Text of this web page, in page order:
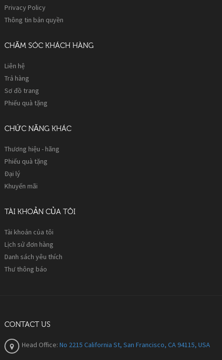
Privacy Policy
Thông tin bản quyền
CHĂM SÓC KHÁCH HÀNG
Liên hệ
Trả hàng
Sơ đồ trang
Phiếu quà tặng
CHỨC NĂNG KHÁC
Thương hiệu - hãng
Phiếu quà tặng
Đại lý
Khuyến mãi
TÀI KHOẢN CỦA TÔI
Tài khoản của tôi
Lịch sử đơn hàng
Danh sách yêu thích
Thư thông báo
CONTACT US
Head Office: No 2215 California St, San Francisco, CA 94115, USA